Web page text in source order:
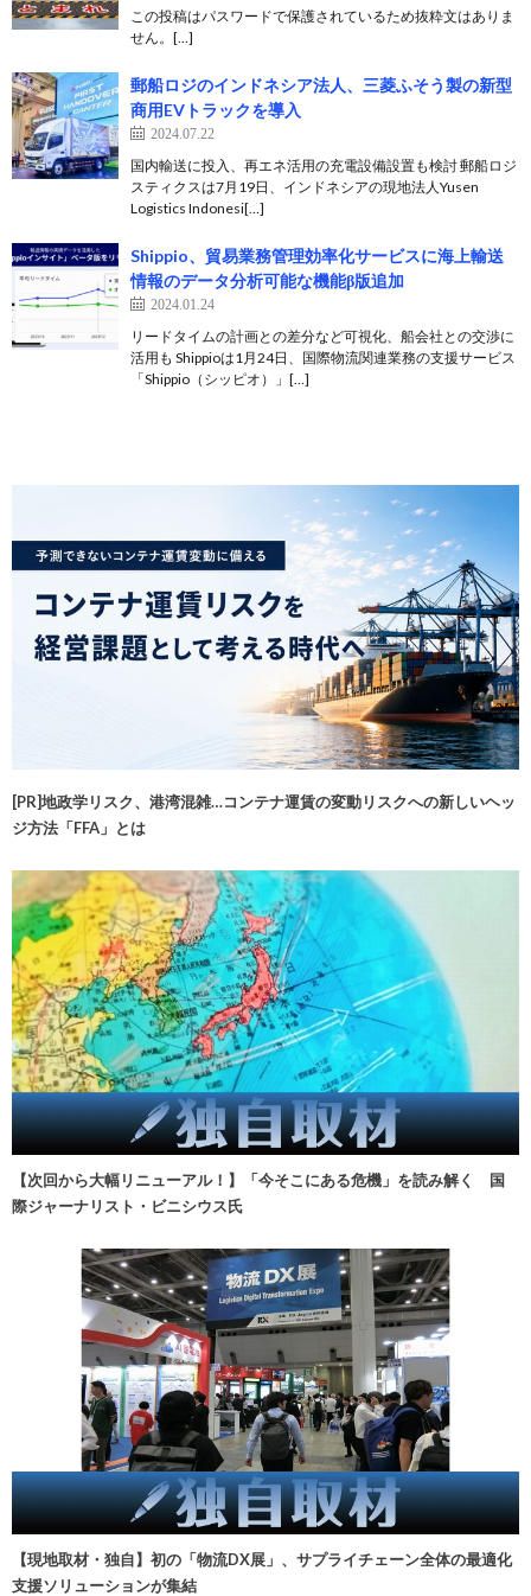
この投稿はパスワードで保護されているため抜粋文はありま
せん。[…]
郵船ロジのインドネシア法人、三菱ふそう製の新型
商用EVトラックを導入
2024.07.22
国内輸送に投入、再エネ活用の充電設備設置も検討 郵船ロジ
スティクスは7月19日、インドネシアの現地法人Yusen
Logistics Indonesi[…]
Shippio、貿易業務管理効率化サービスに海上輸送
情報のデータ分析可能な機能β版追加
2024.01.24
リードタイムの計画との差分など可視化、船会社との交渉に
活用も Shippioは1月24日、国際物流関連業務の支援サービス
「Shippio（シッピオ）」[…]
[PR]地政学リスク、港湾混雑…コンテナ運賃の変動リスクへの新しいヘッ
ジ方法「FFA」とは
【次回から大幅リニューアル！】「今そこにある危機」を読み解く 国
際ジャーナリスト・ビニシウス氏
【現地取材・独自】初の「物流DX展」、サプライチェーン全体の最適化
支援ソリューションが集結